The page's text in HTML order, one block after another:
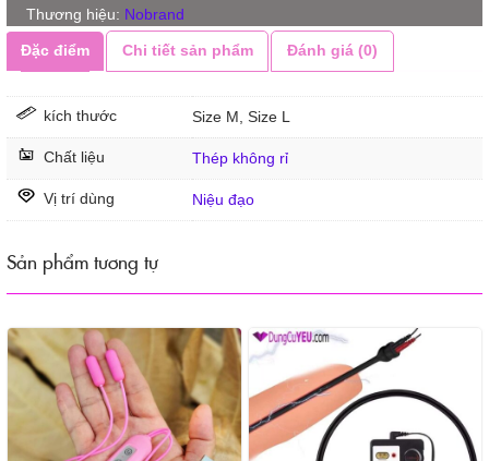
TRÒN
số
lượng
Thương hiệu: Nobrand
Đặc điểm Chi tiết sản phẩm Đánh giá (0)
kích thước Size M, Size L
Chất liệu Thép không rỉ
Vị trí dùng Niệu đạo
Sản phẩm tương tự